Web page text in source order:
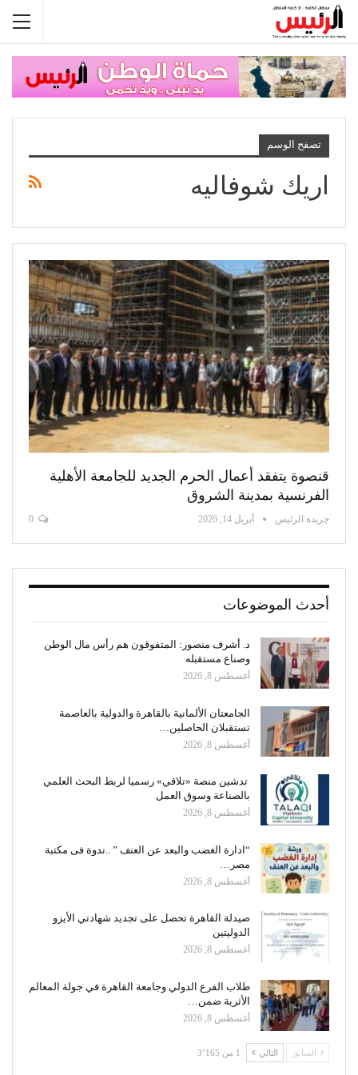
تصفح الوسم
اريك شوفاليه
قنصوة يتفقد أعمال الحرم الجديد للجامعة الأهلية
الفرنسية بمدينة الشروق
جريدة الرئيس أبريل 14, 2026
أحدث الموضوعات
د. أشرف منصور: المتفوقون هم رأس مال الوطن
وصناع مستقبله
أغسطس 8, 2026
الجامعتان الألمانية بالقاهرة والدولية بالعاصمة
تستقبلان الحاصلين…
أغسطس 8, 2026
تدشين منصة «تلاقي» رسميا لربط البحث العلمي
بالصناعة وسوق العمل
أغسطس 8, 2026
“ادارة الغضب والبعد عن العنف ” ..ندوة فى مكتبة
مصر…
أغسطس 8, 2026
صيدلة القاهرة تحصل على تجديد شهادتي الأيزو
الدوليتين
أغسطس 8, 2026
طلاب الفرع الدولي وجامعة القاهرة في جولة المعالم
الأثرية ضمن…
أغسطس 8, 2026
السابق التالي 1 من 3٬165